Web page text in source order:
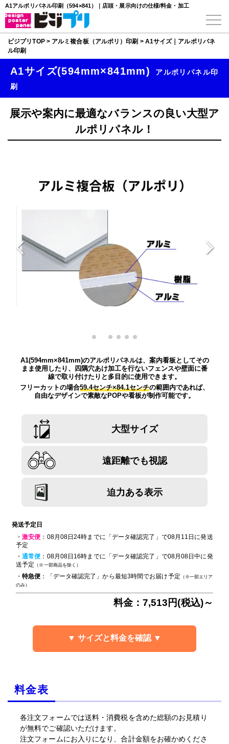
A1アルポリパネル印刷（594×841）｜店頭・展示向けの仕様/料金・加工
ビジプリTOP> アルミ複合板（アルポリ）印刷 > A1サイズ｜アルポリパネ
ル印刷
A1サイズ(594mm×841mm)
アルポリパネル印
刷
展示や案内に最適なバランスの良い大型ア
ルポリパネル！
A1(594mm×841mm)のアルポリパネルは、案内看板としてその
まま使用したり、四隅穴あけ加工を行ないフェンスや壁面に番
線で取り付けたりと多目的に使用できます。
フリーカットの場合59.4センチ×84.1センチの範囲内であれば、
自由なデザインで素敵なPOPや看板が制作可能です。
大型サイズ
遠距離でも視認
迫力ある表示
発送予定日
・激安便 ：08月08日24時までに「データ確認完了」で08月11日に発送
予定
・通常便 ：08月08日16時までに「データ確認完了」で08月08日中に発
送予定 （※一部商品を除く）
・特急便 ：「データ確認完了」から最短3時間でお届け予定 （※一部エリア
のみ）
料金：7,513円(税込)～
▼ サイズと料金を確認 ▼
料金表
各注文フォームでは送料・消費税を含めた総額のお見積り
が無料でご確認いただけます。
注文フォームにお入りになり、合計金額をお確かめくださ